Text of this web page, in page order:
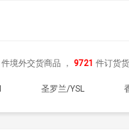
件境外交货商品 ， 9721 件订货
圣罗兰/YSL